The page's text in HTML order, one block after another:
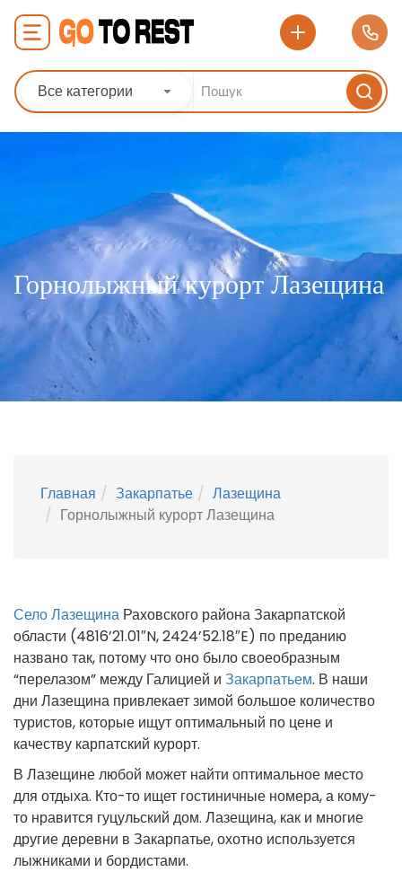
Все категории
Горнолыжный курорт Лазещина
Главная Закарпатье
Лазещина
Горнолыжный курорт Лазещина
Село Лазещина Раховского района Закарпатской
области (4816’21.01″N, 2424’52.18″E) по преданию
названо так, потому что оно было своеобразным
“перелазом” между Галицией и Закарпатьем. В наши
дни Лазещина привлекает зимой большое количество
туристов, которые ищут оптимальный по цене и
качеству карпатский курорт.
В Лазещине любой может найти оптимальное место
для отдыха. Кто-то ищет гостиничные номера, а кому-
то нравится гуцульский дом. Лазещина, как и многие
другие деревни в Закарпатье, охотно используется
лыжниками и бордистами.